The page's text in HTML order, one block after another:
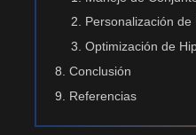
Personalización
Optimización de
Conclusión
Referencias